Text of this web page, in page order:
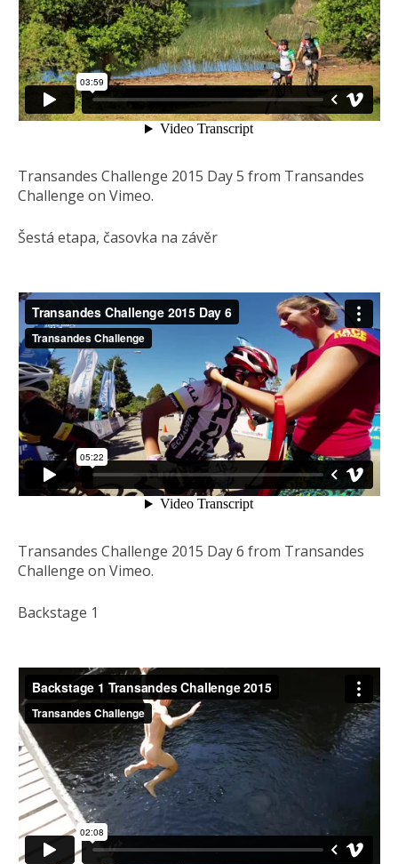
Transandes Challenge 2015 Day 5 from Transandes
Challenge on Vimeo.
Šestá etapa, časovka na závěr
Transandes Challenge 2015 Day 6 from Transandes
Challenge on Vimeo.
Backstage 1